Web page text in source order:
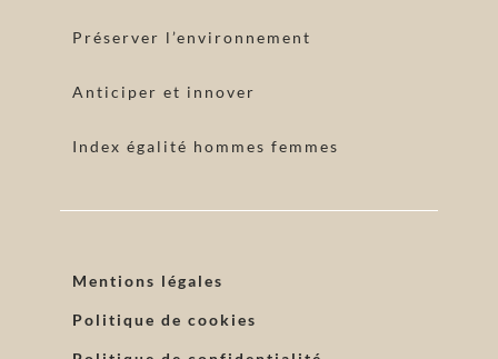
Préserver l’environnement
Anticiper et innover
Index égalité hommes femmes
Mentions légales
Politique de cookies